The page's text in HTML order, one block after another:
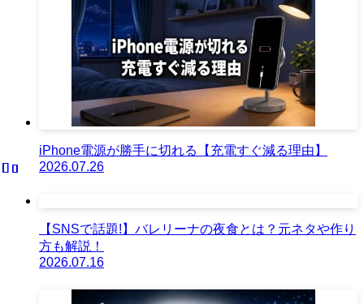
iPhone電源が勝手に切れる【充電すぐ減る理由】
2026.07.26
【SNSで話題!】バレリーナの夜食とは？元ネタや作り
方も解説！
2026.07.16